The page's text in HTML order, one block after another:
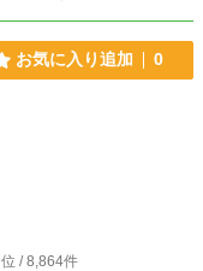
お気に入り追加 0
位 / 8,864件